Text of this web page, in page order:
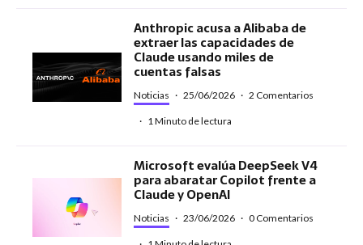
Anthropic acusa a Alibaba de
extraer las capacidades de
Claude usando miles de
cuentas falsas
Noticias · 25/06/2026 · 2 Comentarios
· 1 Minuto de lectura
Microsoft evalúa DeepSeek V4
para abaratar Copilot frente a
Claude y OpenAI
Noticias · 23/06/2026 · 0 Comentarios